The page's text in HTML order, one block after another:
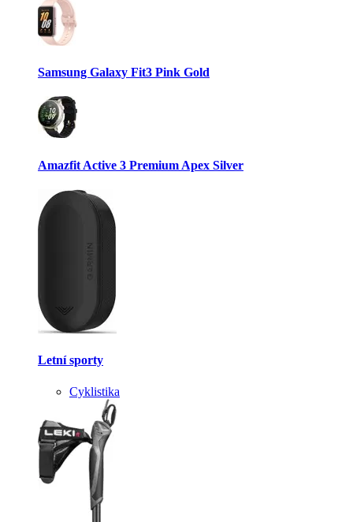
Samsung Galaxy Fit3 Pink Gold
Amazfit Active 3 Premium Apex Silver
Letní sporty
Cyklistika